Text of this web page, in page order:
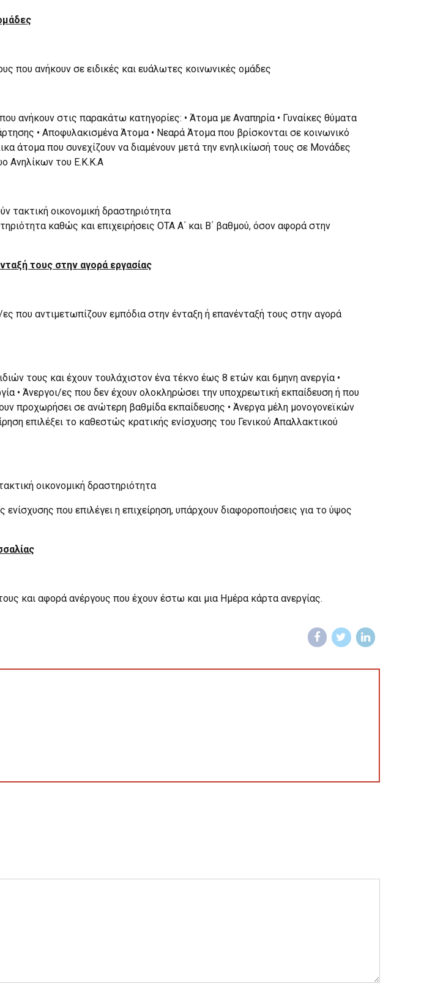
που ανήκουν σε ειδικές και ευάλωτες κοινωνικές ομάδες
ανήκουν στις παρακάτω κατηγορίες: • Άτομα με Αναπηρία • Γυναίκες θύματα
• Αποφυλακισμένα Άτομα • Νεαρά Άτομα που βρίσκονται σε κοινωνικό
άτομα που συνεχίζουν να διαμένουν μετά την ενηλικίωσή τους σε Μονάδες
Ανηλίκων του Ε.Κ.Κ.Α
τακτική οικονομική δραστηριότητα
καθώς και επιχειρήσεις ΟΤΑ Α΄ και Β΄ βαθμού, όσον αφορά στην
τους στην αγορά εργασίας
που αντιμετωπίζουν εμπόδια στην ένταξη ή επανένταξή τους στην αγορά
τους και έχουν τουλάχιστον ένα τέκνο έως 8 ετών και 6μηνη ανεργία •
• Άνεργοι/ες που δεν έχουν ολοκληρώσει την υποχρεωτική εκπαίδευση ή που
προχωρήσει σε ανώτερη βαθμίδα εκπαίδευσης • Άνεργα μέλη μονογονεϊκών
επιλέξει το καθεστώς κρατικής ενίσχυσης του Γενικού Απαλλακτικού
οικονομική δραστηριότητα
που επιλέγει η επιχείρηση, υπάρχουν διαφοροποιήσεις για το ύψος
και αφορά ανέργους που έχουν έστω και μια Ημέρα κάρτα ανεργίας.